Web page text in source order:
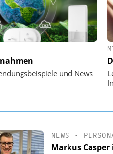
und News
Digitalisierung im
Von
zur KI-fähigen Steuerung
NEWS •
Markus